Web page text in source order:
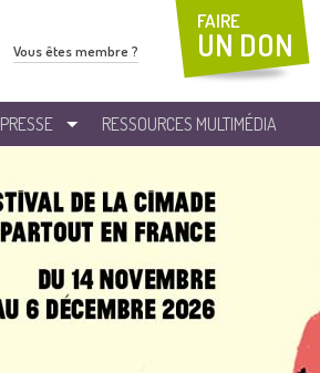
PRESSE RESSOURCES MULTIMÉDIA
Vous êtes membre ?
FAIRE
UN DON